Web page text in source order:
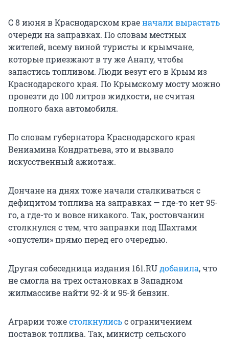
С 8 июня в Краснодарском краеначали вырастать
очереди на заправках. По словам местных
жителей, всему виной туристы и крымчане,
которые приезжают в ту же Анапу, чтобы
запастись топливом. Люди везут его в Крым из
Краснодарского края. По Крымскому мосту можно
провезти до 100 литров жидкости, не считая
полного бака автомобиля.
По словам губернатора Краснодарского края
Вениамина Кондратьева, это и вызвало
искусственный ажиотаж.
Дончане на днях тоже начали сталкиваться с
дефицитом топлива на заправках — где-то нет 95-
го, а где-то и вовсе никакого. Так, ростовчанин
столкнулся с тем, что заправки под Шахтами
«опустели» прямо перед его очередью.
Другая собеседница издания 161.RUдобавила, что
не смогла на трех остановках в Западном
жилмассиве найти 92-й и 95-й бензин.
Аграрии тожестолкнулисьс ограничением
поставок топлива. Так, министр сельского